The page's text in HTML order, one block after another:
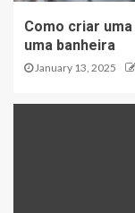
Como criar
uma banheira
January 13, 2025